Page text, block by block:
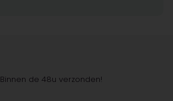
Binnen de 48u verzonden!